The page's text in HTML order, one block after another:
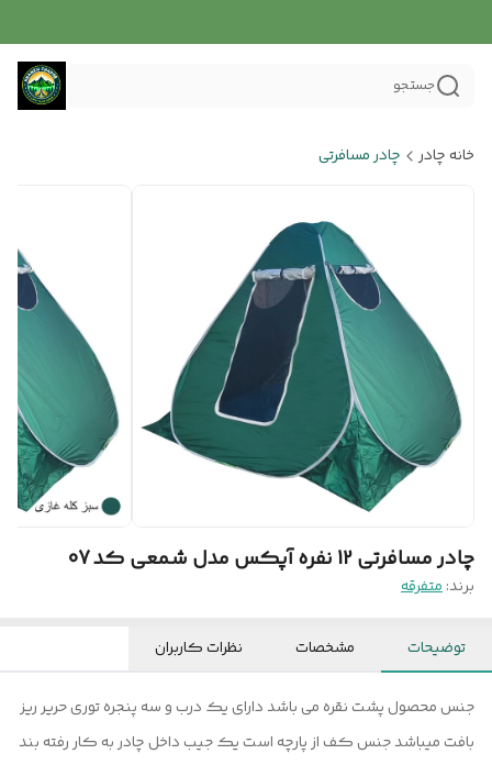
جستجو
خانه چادر چادر مسافرتی
چادر مسافرتی 12 نفره آپکس مدل شمعی کد 07
برند:متفرقه
توضیحات مشخصات نظرات کاربران
جنس محصول پشت نقره می باشد دارای یک درب و سه پنجره توری حریر ریز
بافت میباشد جنس کف از پارچه است یک جیب داخل چادر به کار رفته بند